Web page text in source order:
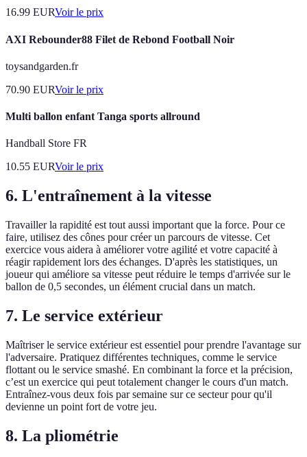
16.99 EURVoir le prix
AXI Rebounder88 Filet de Rebond Football Noir
toysandgarden.fr
70.90 EURVoir le prix
Multi ballon enfant Tanga sports allround
Handball Store FR
10.55 EURVoir le prix
6. L'entraînement à la vitesse
Travailler la rapidité est tout aussi important que la force. Pour ce
faire, utilisez des cônes pour créer un parcours de vitesse. Cet
exercice vous aidera à améliorer votre agilité et votre capacité à
réagir rapidement lors des échanges. D'après les statistiques, un
joueur qui améliore sa vitesse peut réduire le temps d'arrivée sur le
ballon de 0,5 secondes, un élément crucial dans un match.
7. Le service extérieur
Maîtriser le service extérieur est essentiel pour prendre l'avantage sur
l'adversaire. Pratiquez différentes techniques, comme le service
flottant ou le service smashé. En combinant la force et la précision,
c’est un exercice qui peut totalement changer le cours d'un match.
Entraînez-vous deux fois par semaine sur ce secteur pour qu'il
devienne un point fort de votre jeu.
8. La pliométrie